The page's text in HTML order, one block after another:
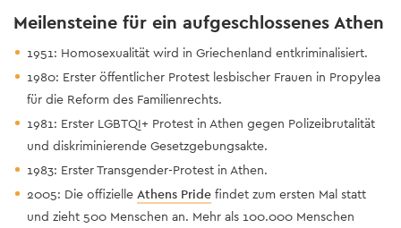
Meilensteine für ein aufgeschlossenes Athen
1951: Homosexualität wird in Griechenland entkriminalisiert.
1980: Erster öffentlicher Protest lesbischer Frauen in Propylea
für die Reform des Familienrechts.
1981: Erster LGBTQI+ Protest in Athen gegen Polizeibrutalität
und diskriminierende Gesetzgebungsakte.
1983: Erster Transgender-Protest in Athen.
2005: Die offizielle Athens Pride findet zum ersten Mal statt
und zieht 500 Menschen an. Mehr als 100.000 Menschen